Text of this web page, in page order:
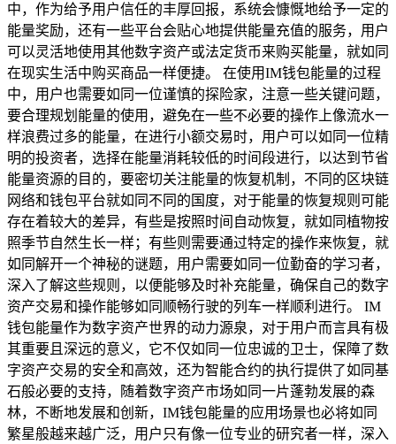
中，作为给予用户信任的丰厚回报，系统会慷慨地给予一定的
能量奖励，还有一些平台会贴心地提供能量充值的服务，用户
可以灵活地使用其他数字资产或法定货币来购买能量，就如同
在现实生活中购买商品一样便捷。 在使用IM钱包能量的过程
中，用户也需要如同一位谨慎的探险家，注意一些关键问题，
要合理规划能量的使用，避免在一些不必要的操作上像流水一
样浪费过多的能量，在进行小额交易时，用户可以如同一位精
明的投资者，选择在能量消耗较低的时间段进行，以达到节省
能量资源的目的，要密切关注能量的恢复机制，不同的区块链
网络和钱包平台就如同不同的国度，对于能量的恢复规则可能
存在着较大的差异，有些是按照时间自动恢复，就如同植物按
照季节自然生长一样；有些则需要通过特定的操作来恢复，就
如同解开一个神秘的谜题，用户需要如同一位勤奋的学习者，
深入了解这些规则，以便能够及时补充能量，确保自己的数字
资产交易和操作能够如同顺畅行驶的列车一样顺利进行。 IM
钱包能量作为数字资产世界的动力源泉，对于用户而言具有极
其重要且深远的意义，它不仅如同一位忠诚的卫士，保障了数
字资产交易的安全和高效，还为智能合约的执行提供了如同基
石般必要的支持，随着数字资产市场如同一片蓬勃发展的森
林，不断地发展和创新，IM钱包能量的应用场景也必将如同
繁星般越来越广泛，用户只有像一位专业的研究者一样，深入